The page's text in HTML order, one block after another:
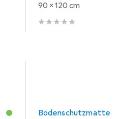
90 x 120 cm
Bodenschutzmatte